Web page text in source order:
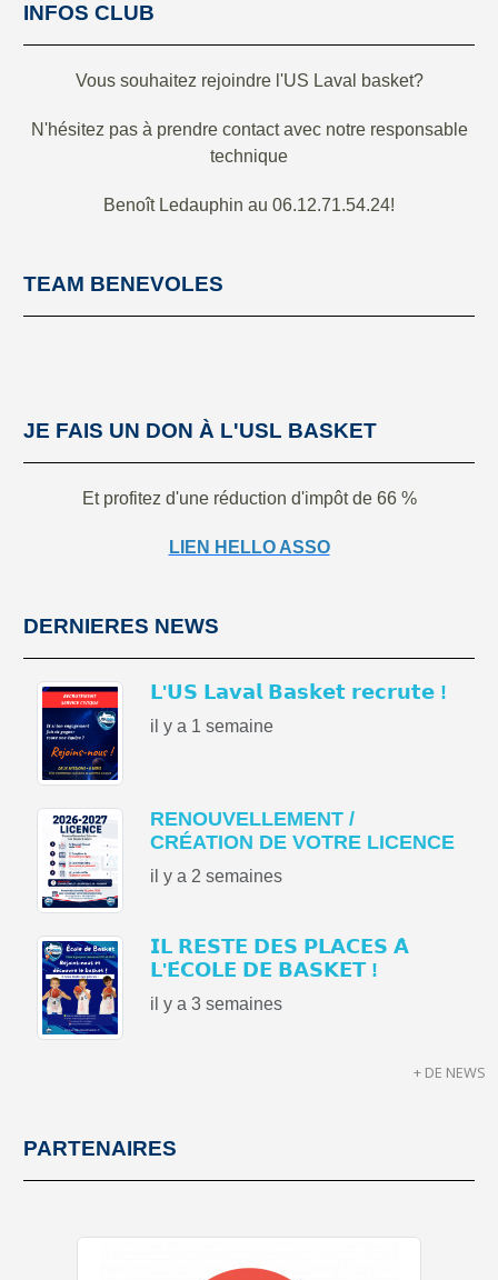
INFOS CLUB
Vous souhaitez rejoindre l'US Laval basket?
N'hésitez pas à prendre contact avec notre responsable
technique
Benoît Ledauphin au 06.12.71.54.24!
TEAM BENEVOLES
JE FAIS UN DON À L'USL BASKET
Et profitez d'une réduction d'impôt de 66 %
LIEN HELLO ASSO
DERNIERES NEWS
𝗟'𝗨𝗦 𝗟𝗮𝘃𝗮𝗹 𝗕𝗮𝘀𝗸𝗲𝘁 𝗿𝗲𝗰𝗿𝘂𝘁𝗲 !
il y a 1 semaine
RENOUVELLEMENT /
CRÉATION DE VOTRE LICENCE
il y a 2 semaines
𝗜𝗟 𝗥𝗘𝗦𝗧𝗘 𝗗𝗘𝗦 𝗣𝗟𝗔𝗖𝗘𝗦 𝗔̀
𝗟'𝗘́𝗖𝗢𝗟𝗘 𝗗𝗘 𝗕𝗔𝗦𝗞𝗘𝗧 !
il y a 3 semaines
+ DE NEWS
PARTENAIRES